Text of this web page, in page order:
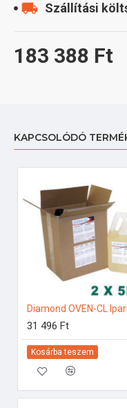
183 388 Ft
Szállítási
KAPCSOLÓDÓ
31 496 Ft
Kosárba teszem